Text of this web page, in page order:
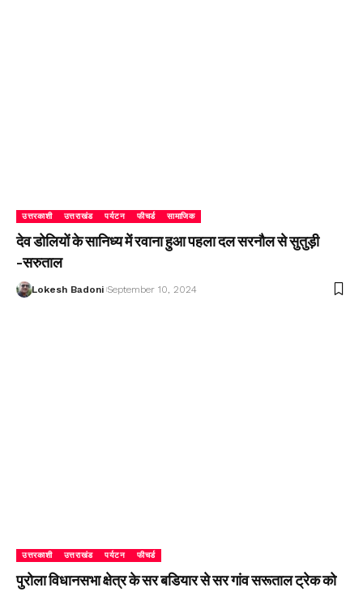
उत्तरकाशी उत्तराखंड पर्यटन फीचर्ड सामाजिक
देव डोलियों के सानिध्य में रवाना हुआ पहला दल सरनौल से सुतुड़ी
-सरुताल
Lokesh Badoni September 10, 2024
उत्तरकाशी उत्तराखंड पर्यटन फीचर्ड
पुरोला विधानसभा क्षेत्र के सर बडियार से सर गांव सरूताल ट्रेक को